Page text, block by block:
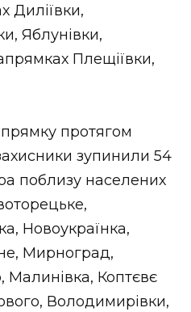
Диліївки,
Яблунівки,
Плещіївки,
протягом
зупинили 54
поблизу населених
Новоукраїнка,
Мирноград,
Малинівка, Коптєвє
Володимирівки,